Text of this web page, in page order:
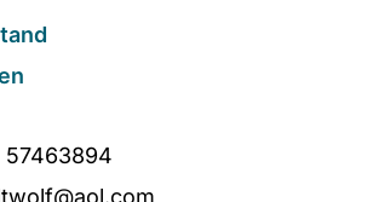
57463894